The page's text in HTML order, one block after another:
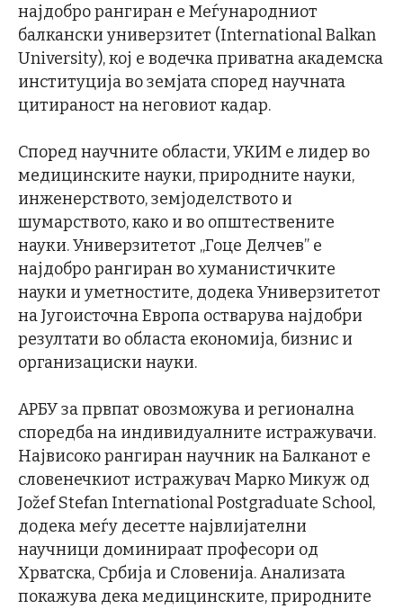
најдобро рангиран е Меѓународниот
балкански универзитет (International Balkan
University), кој е водечка приватна академска
институција во земјата според научната
цитираност на неговиот кадар.
Според научните области, УКИМ е лидер во
медицинските науки, природните науки,
инженерството, земјоделството и
шумарството, како и во општествените
науки. Универзитетот „Гоце Делчев” е
најдобро рангиран во хуманистичките
науки и уметностите, додека Универзитетот
на Југоисточна Европа остварува најдобри
резултати во областа економија, бизнис и
организациски науки.
АРБУ за првпат овозможува и регионална
споредба на индивидуалните истражувачи.
Највисоко рангиран научник на Балканот е
словенечкиот истражувач Марко Микуж од
Jožef Stefan International Postgraduate School,
додека меѓу десетте највлијателни
научници доминираат професори од
Хрватска, Србија и Словенија. Анализата
покажува дека медицинските, природните